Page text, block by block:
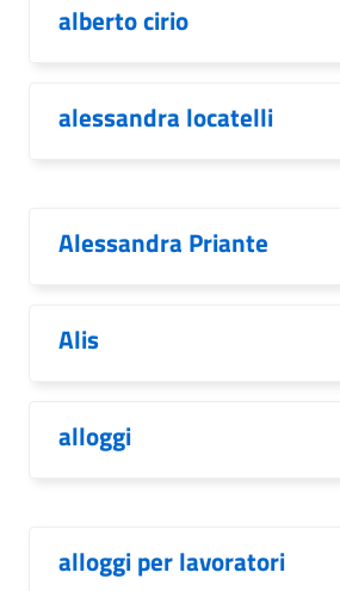
alberto cirio
alessandra locatelli
Alessandra Priante
Alis
alloggi
alloggi per lavoratori